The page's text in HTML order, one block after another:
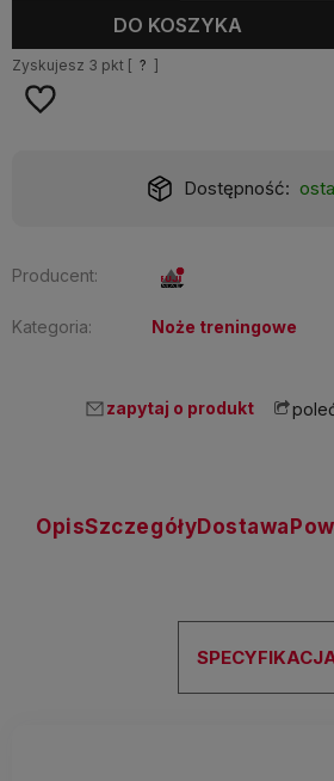
DO KOSZYKA
Zyskujesz 3 pkt [ ? ]
Dostępność:
Producent:
Kategoria: Noże treningowe
zapytaj o produkt
OpisSzczegółyDostawa